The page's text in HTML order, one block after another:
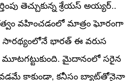
తెచ్చుకున్న శ్రేయస్ అయ్యర్..
వహించడంలో మాత్రం ఘోరంగా
భారత్ ఈ వరుస
మైదానంలో సరైన
కాకుండా, కనీసం బ్యాట్‌తోనైనా